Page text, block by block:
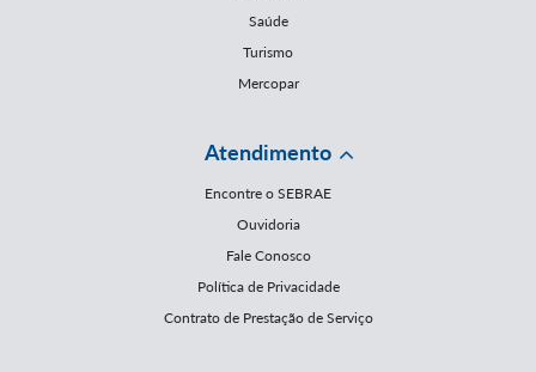
Saúde
Turismo
Mercopar
Atendimento
Encontre o SEBRAE
Ouvidoria
Fale Conosco
Política de Privacidade
Contrato de Prestação de Serviço